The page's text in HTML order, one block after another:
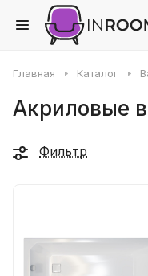
Главная Каталог
Акриловые
Фильтр